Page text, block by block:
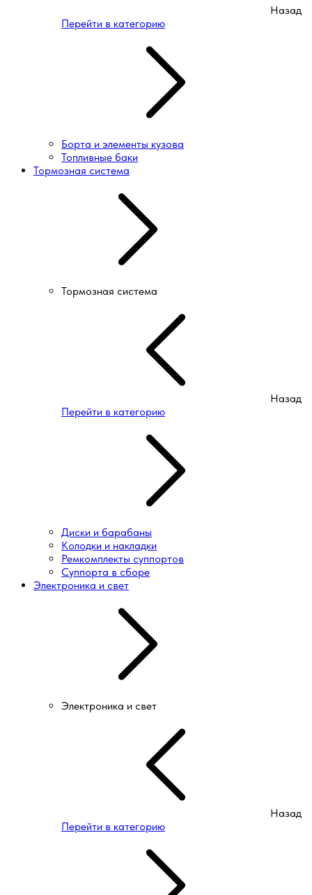
Назад
Перейти в категорию
Борта и элементы кузова
Топливные баки
Тормозная система
Тормозная система
Назад
Перейти в категорию
Диски и барабаны
Колодки и накладки
Ремкомплекты суппортов
Суппорта в сборе
Электроника и свет
Электроника и свет
Назад
Перейти в категорию